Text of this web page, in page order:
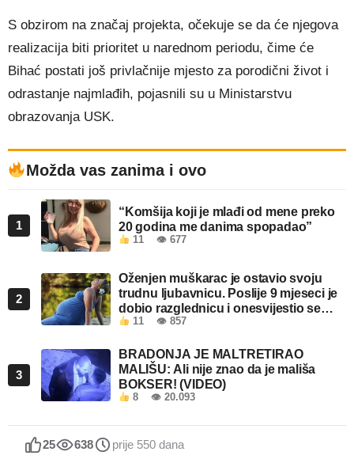
S obzirom na značaj projekta, očekuje se da će njegova
realizacija biti prioritet u narednom periodu, čime će
Bihać postati još privlačnije mjesto za porodični život i
odrastanje najmlađih, pojasnili su u Ministarstvu
obrazovanja USK.
Možda vas zanima i ovo
1
“Komšija koji je mlađi od mene preko
20 godina me danima spopadao”
11 👁 677
2
Oženjen muškarac je ostavio svoju
trudnu ljubavnicu. Poslije 9 mjeseci je
dobio razglednicu i onesvijestio se
kada je pročitao šta piše!
11 👁 857
3
BRADONJA JE MALTRETIRAO
MALIŠU: Ali nije znao da je mališa
BOKSER! (VIDEO)
8 👁 20.093
25 638 prije 550 dana